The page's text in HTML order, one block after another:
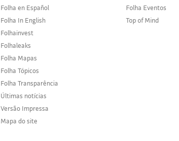
Folha en Español
Folha In English
Folhainvest
Folhaleaks
Folha Mapas
Folha Tópicos
Folha Transparência
Últimas notícias
Versão Impressa
Mapa do site
Folha Eventos
Top of Mind